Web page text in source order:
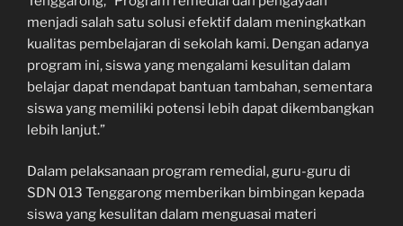
menjadi salah satu solusi efektif dalam meningkatkan
kualitas pembelajaran di sekolah kami. Dengan adanya
program ini, siswa yang mengalami kesulitan dalam
belajar dapat mendapat bantuan tambahan, sementara
siswa yang memiliki potensi lebih dapat dikembangkan
lebih lanjut.”
Dalam pelaksanaan program remedial, guru-guru di
SDN 013 Tenggarong memberikan bimbingan kepada
siswa yang kesulitan dalam menguasai materi